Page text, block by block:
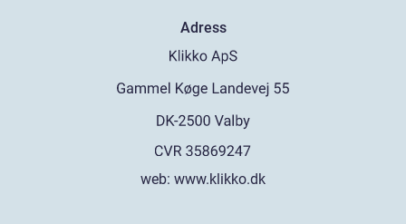
Adress
web: www.klikko.dk